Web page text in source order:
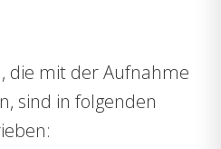
die mit der Aufnahme
sind in folgenden